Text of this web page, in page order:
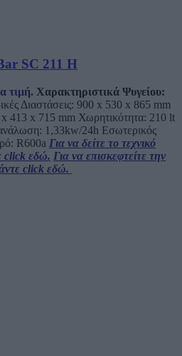
SC 211 H
τιμή. Χαρακτηριστικά Ψυγείου:
Διαστάσεις: 900 x 530 x 865 mm
x 413 x 715 mm Χωρητικότητα: 210 lt
1,33kw/24h Εσωτερικός
R600a Για να δείτε το τεχνικό
click εδώ. Για να επισκεφτείτε την
click εδώ.